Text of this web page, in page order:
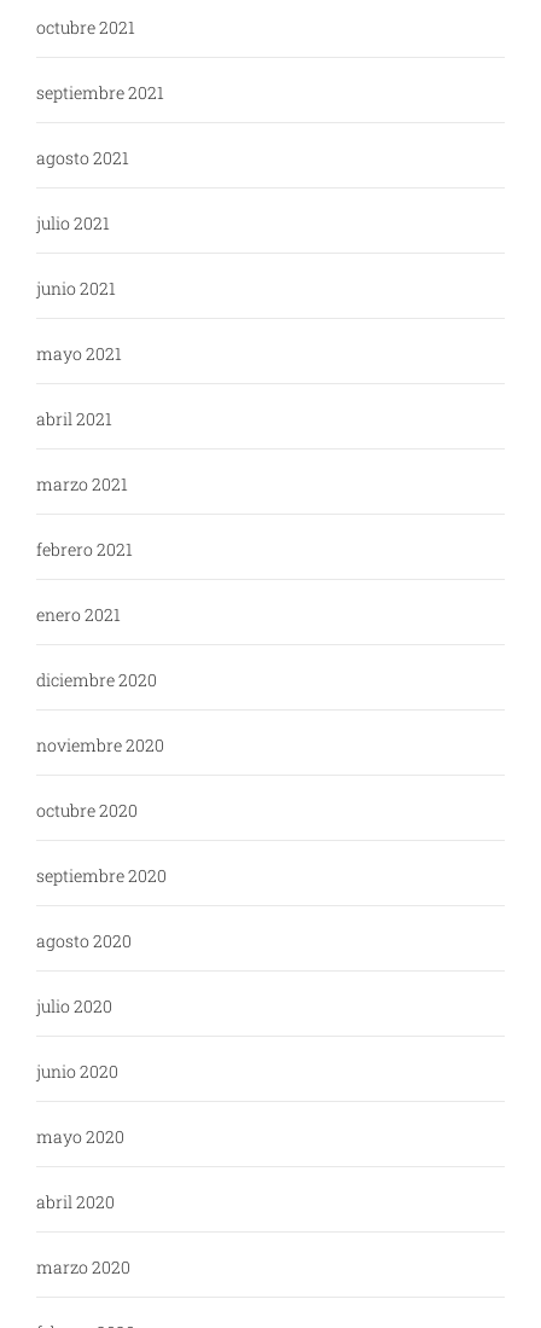
octubre 2021
septiembre 2021
agosto 2021
julio 2021
junio 2021
mayo 2021
abril 2021
marzo 2021
febrero 2021
enero 2021
diciembre 2020
noviembre 2020
octubre 2020
septiembre 2020
agosto 2020
julio 2020
junio 2020
mayo 2020
abril 2020
marzo 2020